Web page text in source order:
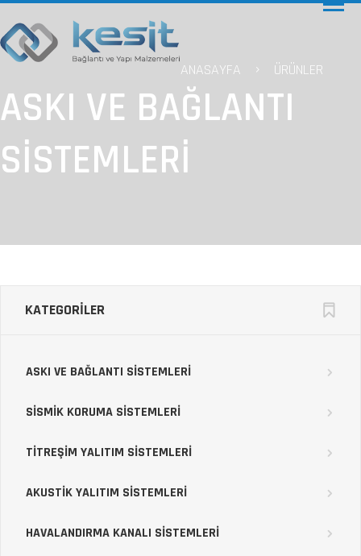
ANASAYFA ÜRÜNLER
ASKI VE BAĞLANTI
SİSTEMLERİ
KATEGORİLER
ASKI VE BAĞLANTI SİSTEMLERİ
SİSMİK KORUMA SİSTEMLERİ
TİTREŞİM YALITIM SİSTEMLERİ
AKUSTİK YALITIM SİSTEMLERİ
HAVALANDIRMA KANALI SİSTEMLERİ